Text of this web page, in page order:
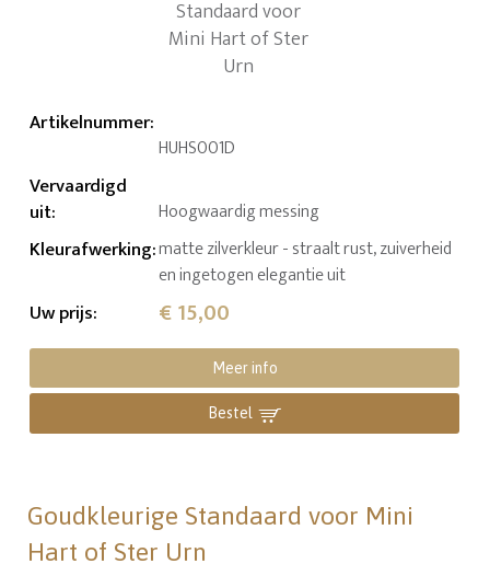
Artikelnummer:
HUHS001D
Vervaardigd
uit: Hoogwaardig messing
Kleurafwerking:matte zilverkleur - straalt rust, zuiverheid
en ingetogen elegantie uit
Uw prijs: € 15,00
Meer info
Bestel
Goudkleurige Standaard voor Mini
Hart of Ster Urn